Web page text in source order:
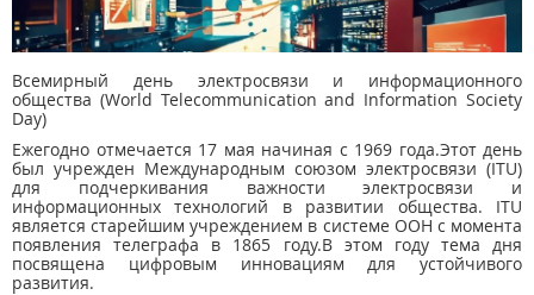
Всемирный день электросвязи и информационного
общества (World Telecommunication and Information Society
Day)
Ежегодно отмечается 17 мая начиная с 1969 года.Этот день
был учрежден Международным союзом электросвязи (ITU)
для подчеркивания важности электросвязи и
информационных технологий в развитии общества. ITU
является старейшим учреждением в системе ООН с момента
появления телеграфа в 1865 году.В этом году тема дня
посвящена цифровым инновациям для устойчивого
развития.